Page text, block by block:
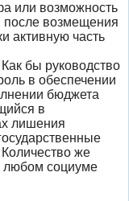
или возможность
после возмещения
активную часть
бы руководство
в обеспечении
бюджета
в
лишения
же
любом социуме